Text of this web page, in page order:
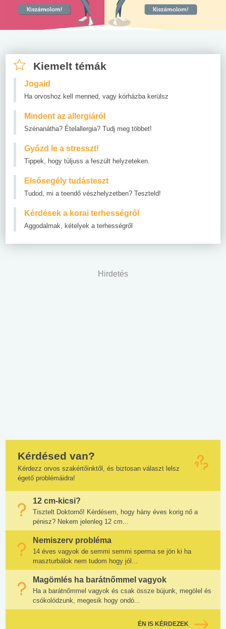
Kiemelt témák
Jogaid
Ha orvoshoz kell menned, vagy kórházba kerülsz
Mindent az allergiáról
Szénanátha? Ételallergia? Tudj meg többet!
Győzd le a stresszt!
Tippek, hogy túljuss a feszült helyzeteken.
Elsősegély tudásteszt
Tudod, mi a teendő vészhelyzetben? Teszteld!
Kérdések a korai terhességről
Aggodalmak, kételyek a terhességről
Hirdetés
Kérdésed van?
Kérdezz orvos szakértőinktől, és biztosan választ lelsz
égető problémáidra!
12 cm-kicsi?
Tisztelt Doktornő! Kérdésem, hogy hány éves korig nő a
pénisz? Nekem jelenleg 12 cm...
Nemiszerv probléma
14 éves vagyok de semmi semmi sperma se jön ki ha
maszturbálok nem tudom hogy jól...
Magömlés ha barátnőmmel vagyok
Ha a barátnőmmel vagyok és csak össze bújunk, megölel és
csókolódzunk, megesik hogy ondó...
ÉN IS KÉRDEZEK